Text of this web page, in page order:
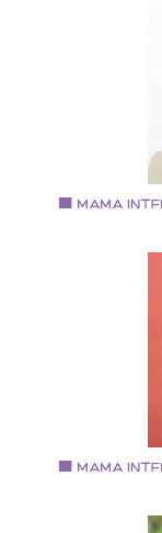
行に基づく
リエ） ・コ
したメンタ
んを授かり
ついき社労
甲南女子大
ジャーを経
険労務士の
勤務。 その
元大阪に戻
数々の講演
『アフター
１９７６年
許・放課後
L.S.F.A
はピアノ、
アオリンピ
は社会教育
４月高槻市
もある。 ア
中野さおり